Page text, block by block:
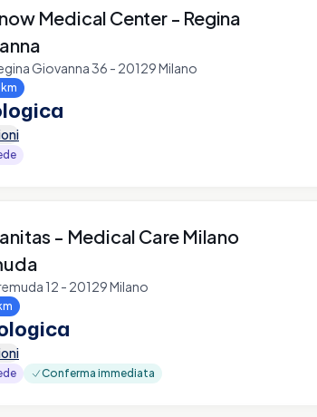
Medical Center - Regina
Giovanna 36 - 20129 Milano
- Medical Care Milano
12 - 20129 Milano
Conferma immediata